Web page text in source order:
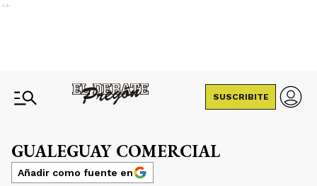
Ads
SUSCRIBITE
GUALEGUAY COMERCIAL
Añadir como fuente en